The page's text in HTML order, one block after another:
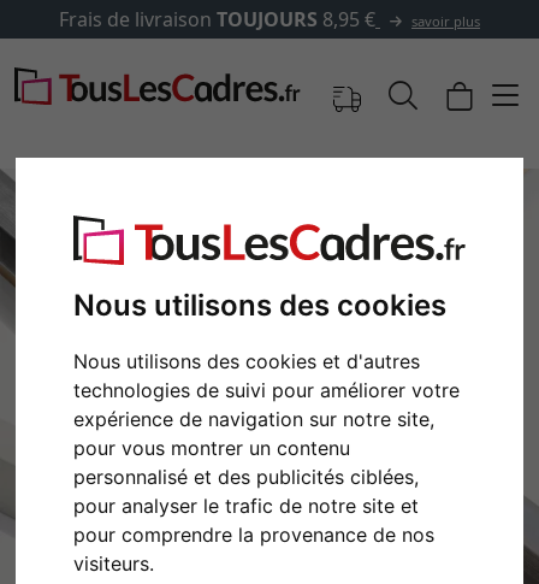
Nous utilisons des cookies
Nous utilisons des cookies et d'autres
technologies de suivi pour améliorer votre
expérience de navigation sur notre site,
pour vous montrer un contenu
personnalisé et des publicités ciblées,
pour analyser le trafic de notre site et
pour comprendre la provenance de nos
visiteurs.
Frais de livraison TOUJOURS 8,95 € savoir plus
Retour